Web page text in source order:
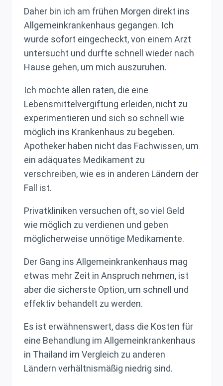
Daher bin ich am frühen Morgen direkt ins
Allgemeinkrankenhaus gegangen. Ich
wurde sofort eingecheckt, von einem Arzt
untersucht und durfte schnell wieder nach
Hause gehen, um mich auszuruhen.
Ich möchte allen raten, die eine
Lebensmittelvergiftung erleiden, nicht zu
experimentieren und sich so schnell wie
möglich ins Krankenhaus zu begeben.
Apotheker haben nicht das Fachwissen, um
ein adäquates Medikament zu
verschreiben, wie es in anderen Ländern der
Fall ist.
Privatkliniken versuchen oft, so viel Geld
wie möglich zu verdienen und geben
möglicherweise unnötige Medikamente.
Der Gang ins Allgemeinkrankenhaus mag
etwas mehr Zeit in Anspruch nehmen, ist
aber die sicherste Option, um schnell und
effektiv behandelt zu werden.
Es ist erwähnenswert, dass die Kosten für
eine Behandlung im Allgemeinkrankenhaus
in Thailand im Vergleich zu anderen
Ländern verhältnismäßig niedrig sind.